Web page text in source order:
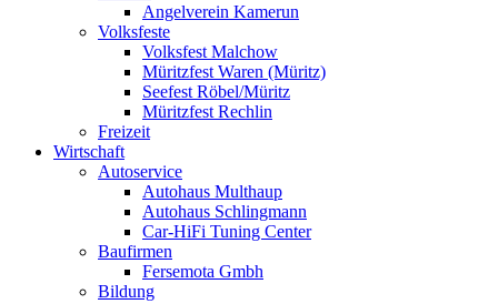
Angelverein Kamerun
Volksfeste
Volksfest Malchow
Müritzfest Waren (Müritz)
Seefest Röbel/Müritz
Müritzfest Rechlin
Freizeit
Wirtschaft
Autoservice
Autohaus Multhaup
Autohaus Schlingmann
Car-HiFi Tuning Center
Baufirmen
Fersemota Gmbh
Bildung